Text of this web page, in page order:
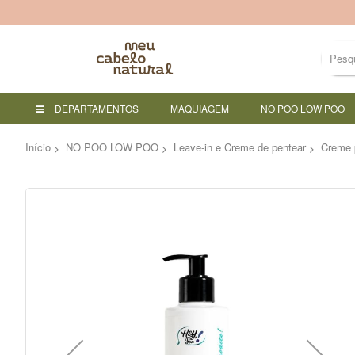
DEPARTAMENTOS MAQUIAGEM NO POO LOW POO
Início NO POO LOW POO Leave-in e Creme de pentear Creme